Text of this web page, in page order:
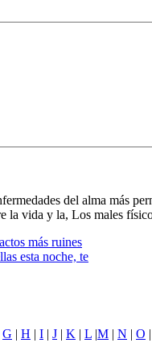
del alma más
la vida y la, Los males
más ruines
esta noche, te
G | H | I | J | K | L |M | N | O |